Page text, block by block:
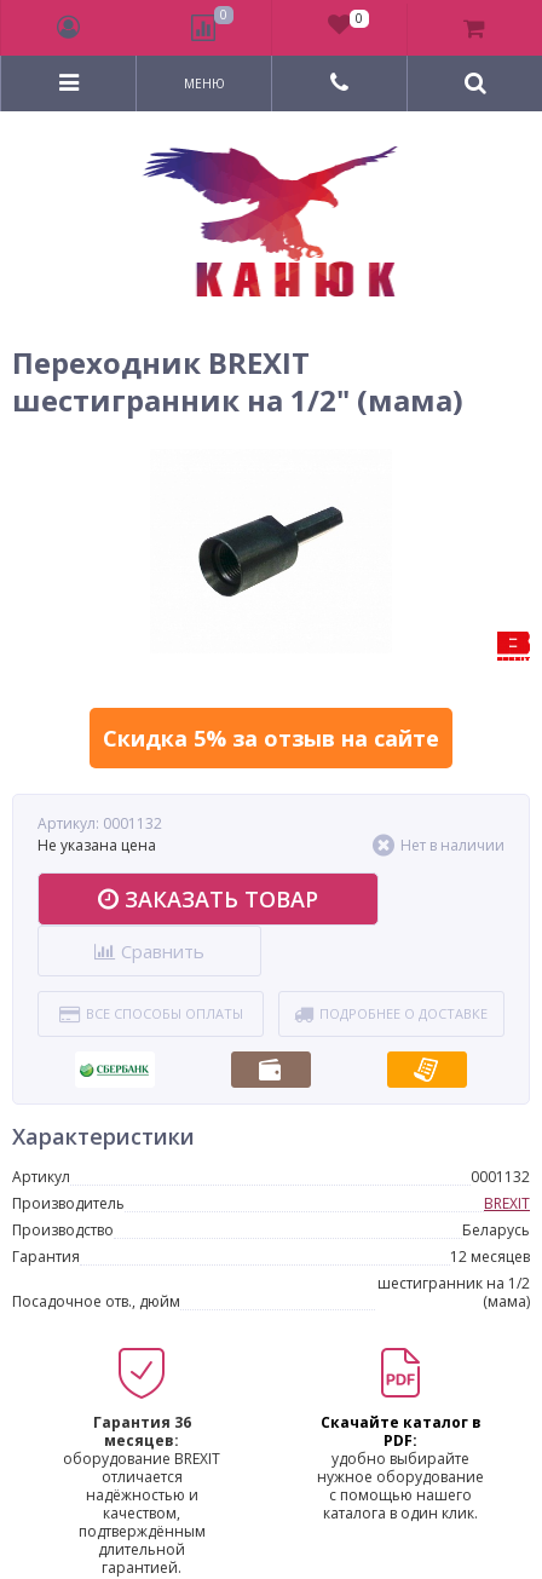
МЕНЮ
Переходник BREXIT
шестигранник на 1/2" (мама)
Скидка 5% за отзыв на сайте
Артикул: 0001132
Не указана цена
Нет в наличии
ЗАКАЗАТЬ ТОВАР
Сравнить
ВСЕ СПОСОБЫ ОПЛАТЫ ПОДРОБНЕЕ О ДОСТАВКЕ
Характеристики
Артикул
0001132
Производитель
BREXIT
Производство
Беларусь
Гарантия
12 месяцев
Посадочное отв., дюйм
шестигранник на 1/2
(мама)
Гарантия 36
месяцев:
оборудование BREXIT
отличается
надёжностью и
качеством,
подтверждённым
длительной
гарантией.
Скачайте каталог в
PDF:
удобно выбирайте
нужное оборудование
с помощью нашего
каталога в один клик.
0 0